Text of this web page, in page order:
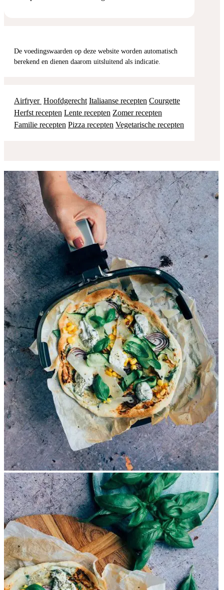
De voedingswaarden op deze website worden automatisch
berekend en dienen daarom uitsluitend als indicatie.
Airfryer Hoofdgerecht Italiaanse recepten Courgette
Herfst recepten Lente recepten Zomer recepten
Familie recepten Pizza recepten Vegetarische recepten